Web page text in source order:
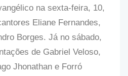
na sexta-feira, 10,
Eliane Fernandes,
Borges. Já no sábado,
de Gabriel Veloso,
Jhonathan e Forró